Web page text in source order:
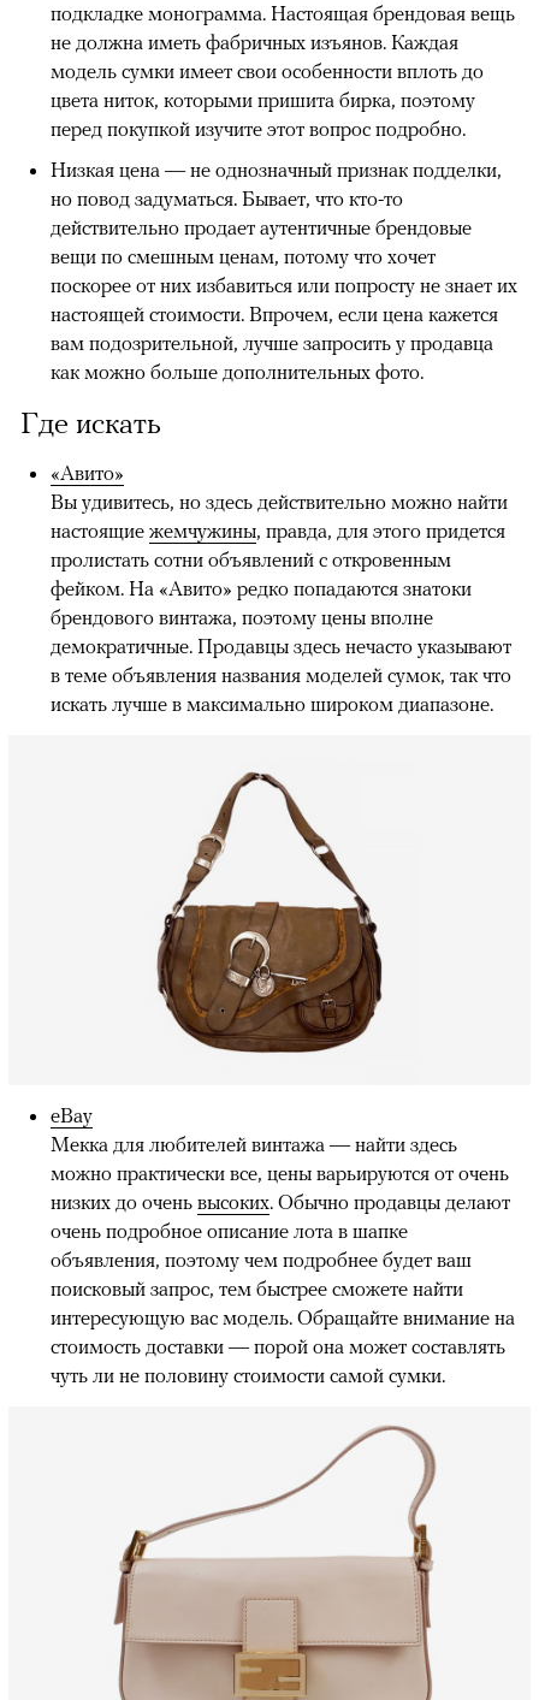
подкладке монограмма. Настоящая брендовая вещь
не должна иметь фабричных изъянов. Каждая
модель сумки имеет свои особенности вплоть до
цвета ниток, которыми пришита бирка, поэтому
перед покупкой изучите этот вопрос подробно.
Низкая цена — не однозначный признак подделки,
но повод задуматься. Бывает, что кто-то
действительно продает аутентичные брендовые
вещи по смешным ценам, потому что хочет
поскорее от них избавиться или попросту не знает их
настоящей стоимости. Впрочем, если цена кажется
вам подозрительной, лучше запросить у продавца
как можно больше дополнительных фото.
Где искать
«Авито»
Вы удивитесь, но здесь действительно можно найти
настоящие жемчужины, правда, для этого придется
пролистать сотни объявлений с откровенным
фейком. На «Авито» редко попадаются знатоки
брендового винтажа, поэтому цены вполне
демократичные. Продавцы здесь нечасто указывают
в теме объявления названия моделей сумок, так что
искать лучше в максимально широком диапазоне.
eBay
Мекка для любителей винтажа — найти здесь
можно практически все, цены варьируются от очень
низких до очень высоких. Обычно продавцы делают
очень подробное описание лота в шапке
объявления, поэтому чем подробнее будет ваш
поисковый запрос, тем быстрее сможете найти
интересующую вас модель. Обращайте внимание на
стоимость доставки — порой она может составлять
чуть ли не половину стоимости самой сумки.